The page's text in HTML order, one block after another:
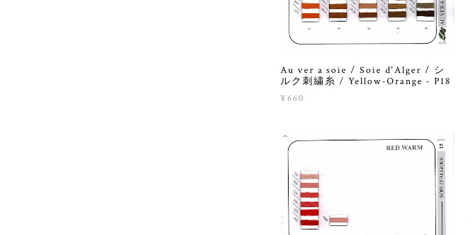
Au ver a soie / Soie d'Alger / シ
ルク刺繍糸 / Yellow-Orange - P18
¥660